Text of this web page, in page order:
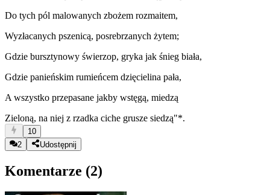
Do tych pól malowanych zbożem rozmaitem,
Wyzłacanych pszenicą, posrebrzanych żytem;
Gdzie bursztynowy świerzop, gryka jak śnieg biała,
Gdzie panieńskim rumieńcem dzięcielina pała,
A wszystko przepasane jakby wstęgą, miedzą
Zieloną, na niej z rzadka ciche grusze siedzą"*.
10
2
Udostępnij
Komentarze (2)